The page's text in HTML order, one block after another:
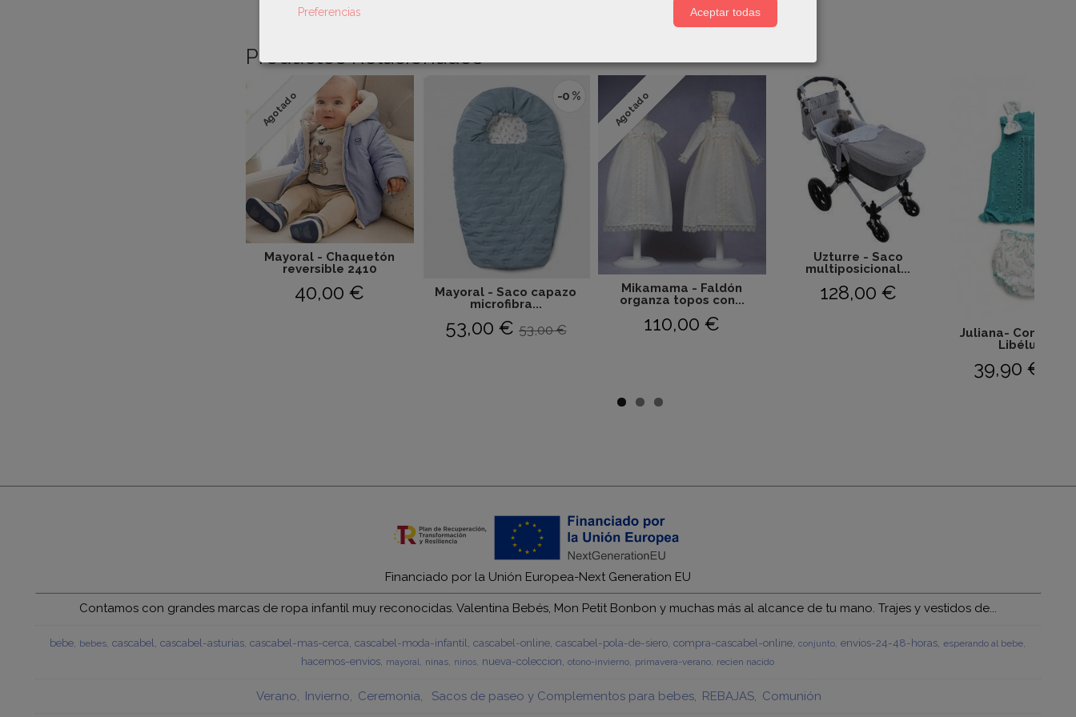
Productos Relacionados
Agotado
Mayoral - Chaquetón
reversible 2410
40,00 €
-0 %
Mayoral - Saco capazo
microfibra...
53,00 € 53,00 €
Agotado
Mikamama - Faldón
organza topos con...
110,00 €
Uzturre - Saco
multiposicional...
128,00 €
Juliana- Conjunto
Libélulas-...
39,90 €
Financiado por la Unión Europea-Next Generation EU
Contamos con grandes marcas de ropa infantil muy reconocidas. Valentina Bebés, Mon Petit Bonbon y muchas más al alcance de tu mano. Trajes y vestidos de...
bebe bebes cascabel cascabel-asturias cascabel-mas-cerca cascabel-moda-infantil cascabel-online cascabel-pola-de-siero compra-cascabel-online conjunto envios-24-48-horas esperando al bebe
hacemos-envios mayoral ninas ninos nueva-coleccion otono-invierno primavera-verano recien nacido
Verano Invierno Ceremonia Sacos de paseo y Complementos para bebes REBAJAS Comunión
Preferencias Aceptar todas